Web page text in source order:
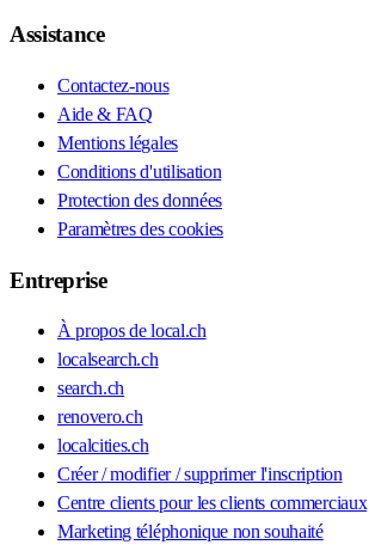
Assistance
Contactez-nous
Aide & FAQ
Mentions légales
Conditions d'utilisation
Protection des données
Paramètres des cookies
Entreprise
À propos de local.ch
localsearch.ch
search.ch
renovero.ch
localcities.ch
Créer / modifier / supprimer l'inscription
Centre clients pour les clients commerciaux
Marketing téléphonique non souhaité